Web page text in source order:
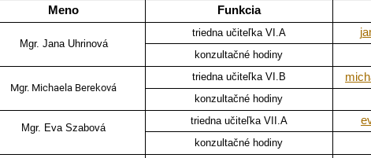
Meno
Funkcia
Mgr. Jana Uhrinová
triedna učiteľka VI.A
konzultačné hodiny
Mgr. Michaela Bereková
triedna učiteľka VI.B
konzultačné hodiny
Mgr. Eva Szabová
triedna učiteľka VII.A
konzultačné hodiny